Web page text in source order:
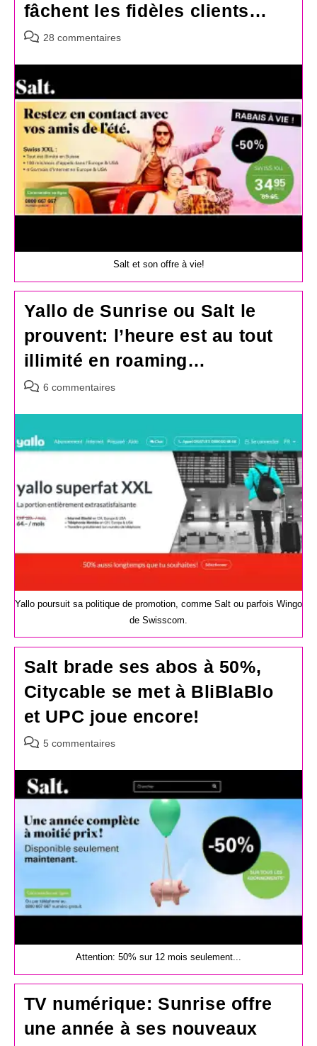
fâchent les fidèles clients…
Commentaires
la
publication :
28 commentaires
Salt et son offre à vie!
Yallo de Sunrise ou Salt le
prouvent: l’heure est au tout
illimité en roaming…
Commentaires
la
6 commentaires
Yallo poursuit sa politique de promotion, comme Salt ou parfois Wingo
de Swisscom.
Salt brade ses abos à 50%,
Citycable se met à BliBlaBlo
et UPC joue encore!
Commentaires
la
publication :
5 commentaires
Attention: 50% sur 12 mois seulement...
TV numérique: Sunrise offre
une année à ses nouveaux